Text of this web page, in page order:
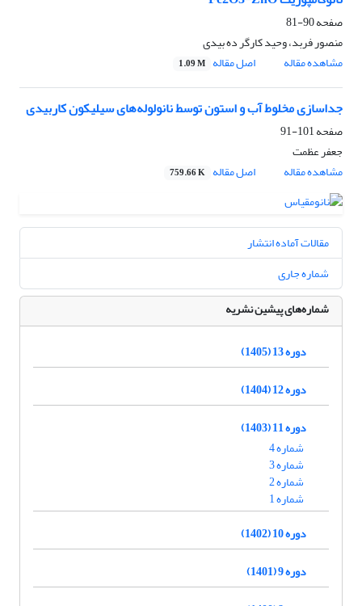
صفحه90-81
منصور فربد، وحید کارگر ده بیدی
مشاهده مقاله
اصل مقاله 1.09 M
جداسازی مخلوط آب و استون توسط نانولوله‌های سیلیکون کاربیدی
صفحه101-91
جعفر عظمت
مشاهده مقاله
اصل مقاله 759.66 K
مقالات آماده انتشار
شماره جاری
شماره‌های پیشین نشریه
دوره 13 (1405)
دوره 12 (1404)
دوره 11 (1403)
شماره 4
شماره 3
شماره 2
شماره 1
دوره 10 (1402)
دوره 9 (1401)